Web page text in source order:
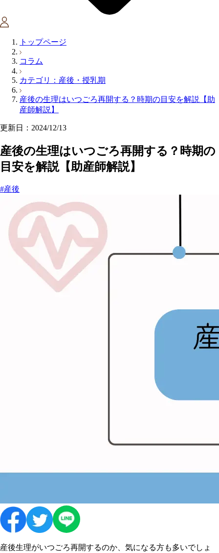
トップページ
コラム
カテゴリ：産後・授乳期
産後の生理はいつごろ再開する？時期の目安を解説【助
産師解説】
更新日：2024/12/13
産後の生理はいつごろ再開する？時期の
目安を解説【助産師解説】
#産後
産後生理がいつごろ再開するのか、気になる方も多いでしょ